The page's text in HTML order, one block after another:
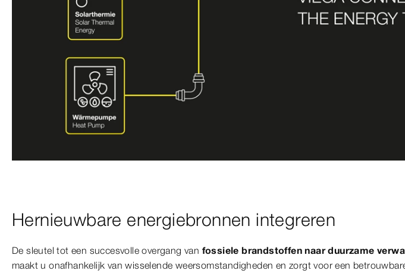
Hernieuwbare energiebronnen integreren
De sleutel tot een succesvolle overgang van fossiele brandstoffen naar duurzame
maakt u onafhankelijk van wisselende weersomstandigheden en zorgt voor een